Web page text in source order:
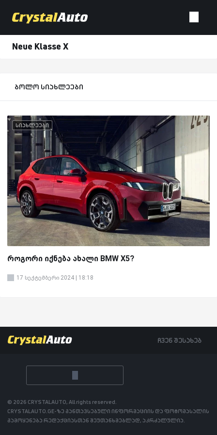
Neue Klasse X
ბოლო სიახლეები
სიახლეები
როგორი იქნება ახალი BMW X5?
17 სექტემბერი 2024 | 18:18
ჩვენ შესახებ
© 2026 CRYSTALAUTO, All rights reserved.
CRYSTALAUTO.GE-ზე განთავსებული ინფორმაციის და ფოტომასალის
გამოყენება რედაქციასთან შეუთანხმებლად, აკრძალულია.